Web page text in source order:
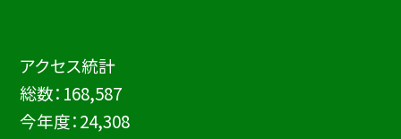
アクセス統計
総数： 168,587
今年度：24,308